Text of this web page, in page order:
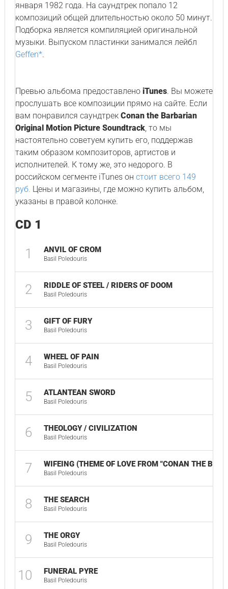
января 1982 года. На саундтрек попало 12
композиций общей длительностью около 50 минут.
Подборка является компиляцией оригинальной
музыки. Выпуском пластинки занимался лейбл
Geffen*.
Превью альбома предоставлено iTunes. Вы можете
прослушать все композиции прямо на сайте. Если
вам понравился саундтрек Conan the Barbarian
Original Motion Picture Soundtrack, то мы
настоятельно советуем купить его, поддержав
таким образом композиторов, артистов и
исполнителей. К тому же, это недорого. В
российском сегменте iTunes он стоит всего 149
руб. Цены и магазины, где можно купить альбом,
указаны в правой колонке.
CD 1
1 ANVIL OF CROM
Basil Poledouris
2 RIDDLE OF STEEL / RIDERS OF DOOM
Basil Poledouris
3 GIFT OF FURY
Basil Poledouris
4 WHEEL OF PAIN
Basil Poledouris
5 ATLANTEAN SWORD
Basil Poledouris
6 THEOLOGY / CIVILIZATION
Basil Poledouris
7 WIFEING (THEME OF LOVE FROM "CONAN THE
Basil Poledouris
8 THE SEARCH
Basil Poledouris
9 THE ORGY
Basil Poledouris
10 FUNERAL PYRE
Basil Poledouris